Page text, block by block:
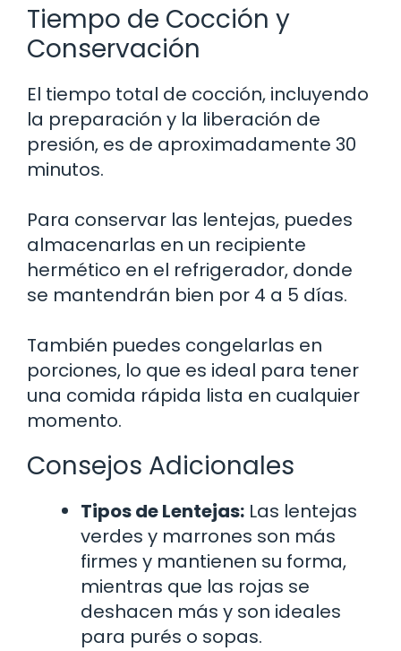
Tiempo de Cocción y
Conservación
El tiempo total de cocción, incluyendo
la preparación y la liberación de
presión, es de aproximadamente 30
minutos.
Para conservar las lentejas, puedes
almacenarlas en un recipiente
hermético en el refrigerador, donde
se mantendrán bien por 4 a 5 días.
También puedes congelarlas en
porciones, lo que es ideal para tener
una comida rápida lista en cualquier
momento.
Consejos Adicionales
Tipos de Lentejas: Las lentejas
verdes y marrones son más
firmes y mantienen su forma,
mientras que las rojas se
deshacen más y son ideales
para purés o sopas.